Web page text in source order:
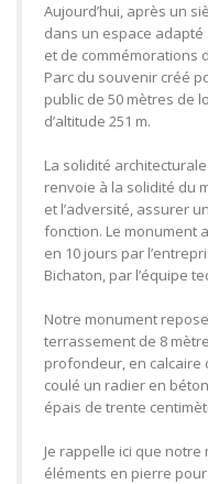
Aujourd’hui, après un
dans un espace
et de commémorations
Parc du souvenir créé
public de 50 mètres de
d’altitude 251 m.
La solidité
renvoie à la solidité du
et l’adversité, assurer
fonction. Le monument
en 10 jours par
Bichaton, par l’équipe
Notre monument
terrassement de 8
profondeur, en calcaire
coulé un radier en
épais de trente
Je rappelle ici que
éléments en pierre